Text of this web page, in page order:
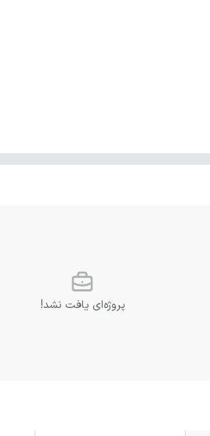
پروژه‌ای یافت نشد!